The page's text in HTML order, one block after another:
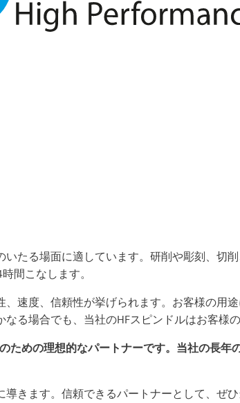
たる場面に適しています。研削や彫刻、切
間こなします。
速度、信頼性が挙げられます。お客様の用
る場合でも、当社のHFスピンドルはお客様の
ための理想的なパートナーです。当社の長
きます。信頼できるパートナーとして、ぜひ